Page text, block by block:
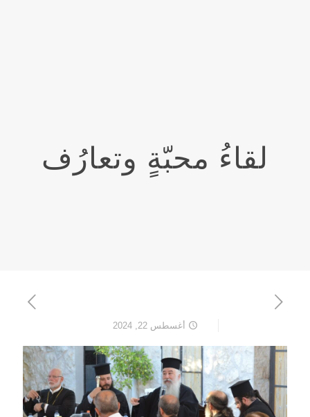
لقاءُ محبّةٍ وتعارُف
أغسطس 22, 2024